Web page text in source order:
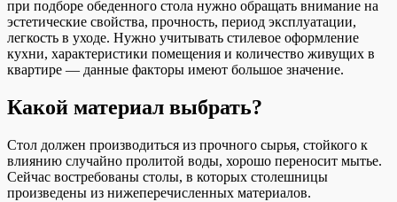
при подборе обеденного стола нужно обращать внимание на
эстетические свойства, прочность, период эксплуатации,
легкость в уходе. Нужно учитывать стилевое оформление
кухни, характеристики помещения и количество живущих в
квартире — данные факторы имеют большое значение.
Какой материал выбрать?
Стол должен производиться из прочного сырья, стойкого к
влиянию случайно пролитой воды, хорошо переносит мытье.
Сейчас востребованы столы, в которых столешницы
произведены из нижеперечисленных материалов.